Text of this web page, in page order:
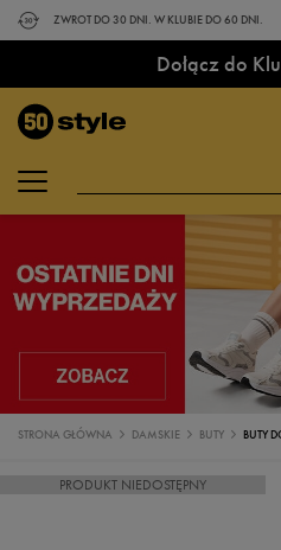
ZWROT DO 30 DNI. W KLUBIE DO 60 DNI.
Dołącz do
STRONA GŁÓWNA DAMSKIE BUTY BUTY
PRODUKT NIEDOSTĘPNY